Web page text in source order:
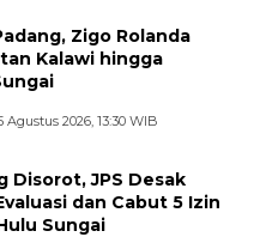
Zigo Rolanda
Kalawi hingga
Agustus 2026, 13:30 WIB
Disorot, JPS Desak
dan Cabut 5 Izin
Sungai